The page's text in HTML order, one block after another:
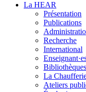
La HEAR
Présentation
Publications
Recherche
International
Bibliothèques
La
Ateliers